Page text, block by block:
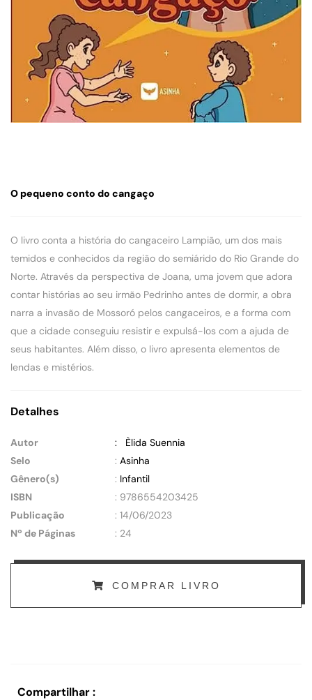
O pequeno conto do cangaço
O livro conta a história do cangaceiro Lampião, um dos mais
temidos e conhecidos da região do semiárido do Rio Grande do
Norte. Através da perspectiva de Joana, uma jovem que adora
contar histórias ao seu irmão Pedrinho antes de dormir, a obra
narra a invasão de Mossoró pelos cangaceiros, e a forma com
que a cidade conseguiu resistir e expulsá-los com a ajuda de
seus habitantes. Além disso, o livro apresenta elementos de
lendas e mistérios.
Detalhes
Autor
: Èlida Suennia
Selo
: Asinha
Gênero(s)
: Infantil
ISBN
: 9786554203425
Publicação
: 14/06/2023
Nº de Páginas
: 24
COMPRAR LIVRO
Compartilhar :